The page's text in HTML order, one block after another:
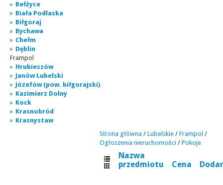
Bełżyce
Biała Podlaska
Biłgoraj
Bychawa
Chełm
Dęblin
Frampol
Hrubieszów
Janów Lubelski
Józefów (pow. biłgorajski)
Kazimierz Dolny
Kock
Krasnobród
Krasnystaw
Strona główna / Lubelskie / Frampol /
Ogłoszenia nieruchomości / Pokoje
Nazwa
przedmiotu
Cena